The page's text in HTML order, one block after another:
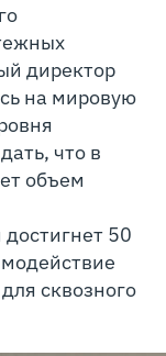
директор
на мировую
что в
объем
50
сквозного